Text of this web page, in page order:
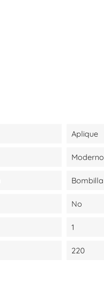
Aplique
Moderno
Bombilla
No
1
220